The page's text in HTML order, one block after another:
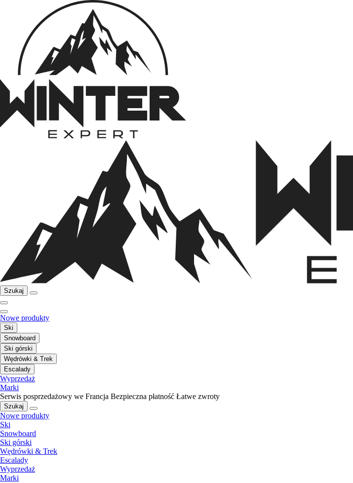
Szukaj
Nowe produkty
Ski
Snowboard
Ski górski
Wędrówki & Trek
Escalady
Wyprzedaż
Marki
Serwis posprzedażowy we Francja Bezpieczna płatność Łatwe zwroty
Szukaj
Nowe produkty
Ski
Snowboard
Ski górski
Wędrówki & Trek
Escalady
Wyprzedaż
Marki